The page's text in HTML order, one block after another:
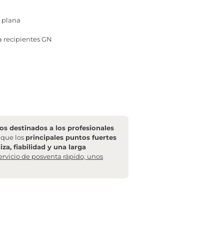
plana
recipientes GN
destinados a los profesionales
los principales puntos fuertes
fiabilidad y una larga
de posventa rápido, unos